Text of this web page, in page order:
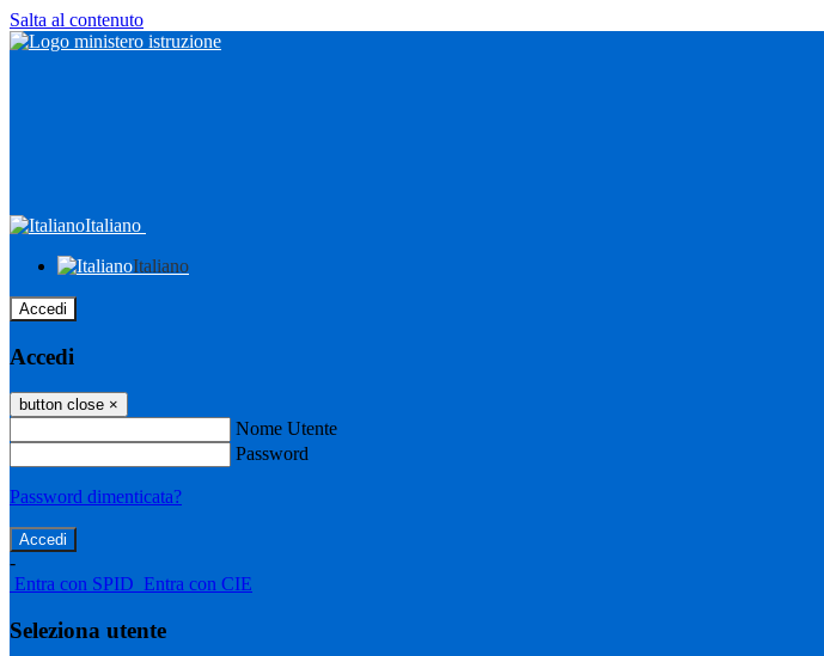
Salta al contenuto
Italiano
Italiano
Accedi
Accedi
button close ×
Nome Utente
Password
Password dimenticata?
-
Entra con SPID Entra con CIE
Seleziona utente